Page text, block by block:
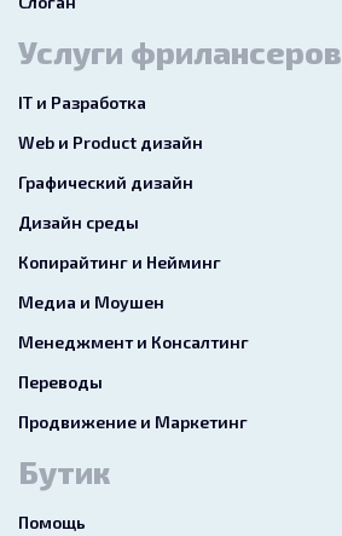
Услуги фрилансеров
IT и Разработка
Web и Product дизайн
Графический дизайн
Дизайн среды
Копирайтинг и Нейминг
Медиа и Моушен
Менеджмент и Консалтинг
Переводы
Продвижение и Маркетинг
Бутик
Помощь